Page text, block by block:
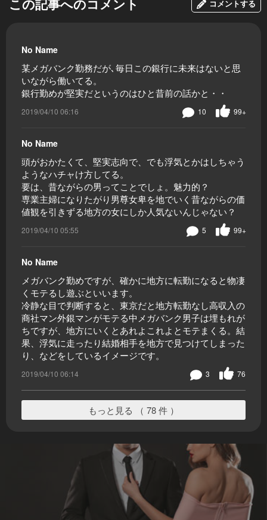
この記事へのコメント コメントする
No Name
某メガバンク勤務だが､毎日この銀行に未来はないと思
いながら働いてる。
銀行勤めが堅実だというのはひと昔前の話かと・・
2019/04/10 06:16 99+
10
No Name
頭がおかたくて、堅実志向で、でも浮気とかはしちゃう
ようなハチャけ方してる。
要は、昔ながらの男ってことでしょ。魅力的？
専業主婦になりたがり男尊女卑を地でいく昔ながらの価
値観を引きずる地方の女にしか人気ないんじゃない？
2019/04/10 05:55 99+
5
No Name
メガバンク勤めですが、確かに地方に転勤になると物凄
くモテるし遊ぶといいます。
冷静な目で判断すると、東京だと地方転勤なし高収入の
商社マン外銀マンがモテる中メガバンク男子は埋もれが
ちですが、地方にいくとあれよこれよとモテまくる。結
果、浮気に走ったり結婚相手を地方で見つけてしまった
り、などをしているイメージです。
2019/04/10 06:14 76
3
もっと見る （ 78 件 ）